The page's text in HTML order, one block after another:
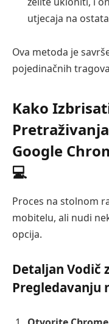
utjecaja na
Ova metoda je
pojedinačnih
Kako
Google
💻
Proces na stolnom
mobitelu, ali nudi
opcija.
Detaljan Vodič
Pregledavanju